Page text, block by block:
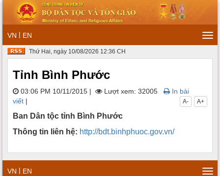
VN | EN
Thứ Hai, ngày 10/08/2026 12:36 CH
Tỉnh Bình Phước
03:06 PM 10/11/2015 | Lượt xem: 32005
In bài
viết | A+
A-
Ban Dân tộc tỉnh Bình Phước
Thông tin liên hệ: http://bdt.binhphuoc.gov.vn/
VN | EN